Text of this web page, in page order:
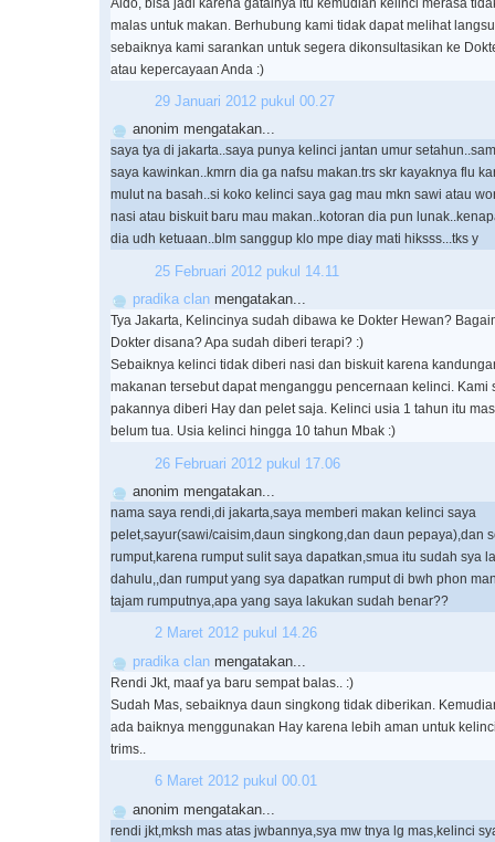
malas untuk makan. Berhubung kami tidak dapat melihat
sebaiknya kami sarankan untuk segera dikonsultasikan ke
atau kepercayaan Anda :)
29 Januari 2012 pukul 00.27
anonim mengatakan...
saya tya di jakarta..saya punya kelinci jantan umur
saya kawinkan..kmrn dia ga nafsu makan.trs skr kayaknya flu
mulut na basah..si koko kelinci saya gag mau mkn sawi atau
nasi atau biskuit baru mau makan..kotoran dia pun
dia udh ketuaan..blm sanggup klo mpe diay mati hiksss...tks y
25 Februari 2012 pukul 14.11
pradika clan mengatakan...
Tya Jakarta, Kelincinya sudah dibawa ke Dokter Hewan?
Dokter disana? Apa sudah diberi terapi? :)
Sebaiknya kelinci tidak diberi nasi dan biskuit karena
makanan tersebut dapat menganggu pencernaan kelinci. Kami
pakannya diberi Hay dan pelet saja. Kelinci usia 1 tahun itu
belum tua. Usia kelinci hingga 10 tahun Mbak :)
26 Februari 2012 pukul 17.06
anonim mengatakan...
nama saya rendi,di jakarta,saya memberi makan kelinci saya
pelet,sayur(sawi/caisim,daun singkong,dan daun pepaya),dan
rumput,karena rumput sulit saya dapatkan,smua itu sudah sya
dahulu,,dan rumput yang sya dapatkan rumput di bwh phon
tajam rumputnya,apa yang saya lakukan sudah benar??
2 Maret 2012 pukul 14.26
pradika clan mengatakan...
Rendi Jkt, maaf ya baru sempat balas.. :)
Sudah Mas, sebaiknya daun singkong tidak diberikan.
ada baiknya menggunakan Hay karena lebih aman untuk
trims..
6 Maret 2012 pukul 00.01
anonim mengatakan...
rendi jkt,mksh mas atas jwbannya,sya mw tnya lg mas,kelinci